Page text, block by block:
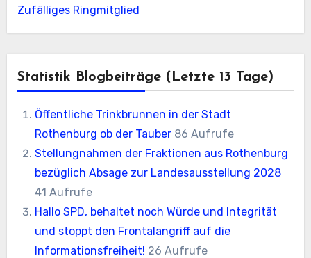
Zufälliges Ringmitglied
Statistik Blogbeiträge (letzte 13 Tage)
Öffentliche Trinkbrunnen in der Stadt
Rothenburg ob der Tauber 86 Aufrufe
Stellungnahmen der Fraktionen aus Rothenburg
bezüglich Absage zur Landesausstellung 2028
41 Aufrufe
Hallo SPD, behaltet noch Würde und Integrität
und stoppt den Frontalangriff auf die
Informationsfreiheit! 26 Aufrufe